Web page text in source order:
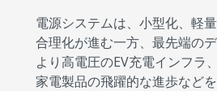
電源システムは、小型化、軽量
合理化が進む一方、最先端のデ
より高電圧のEV充電インフラ、
家電製品の飛躍的な進歩など